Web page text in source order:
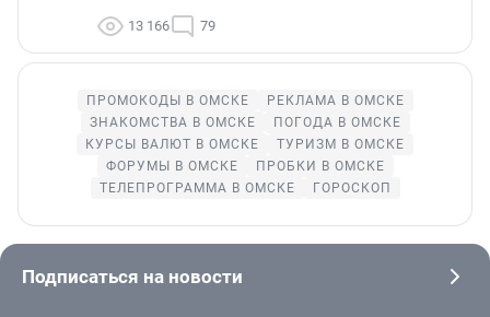
13 166 79
ПРОМОКОДЫ В ОМСКЕ
РЕКЛАМА В ОМСКЕ
ЗНАКОМСТВА В ОМСКЕ
ПОГОДА В ОМСКЕ
КУРСЫ ВАЛЮТ В ОМСКЕ
ТУРИЗМ В ОМСКЕ
ФОРУМЫ В ОМСКЕ
ПРОБКИ В ОМСКЕ
ТЕЛЕПРОГРАММА В ОМСКЕ
ГОРОСКОП
Подписаться на новости